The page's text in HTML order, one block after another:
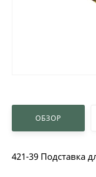
ОБЗОР
421-39 Подставка